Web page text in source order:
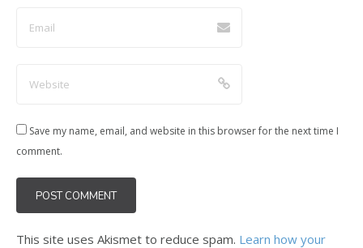
Save my name, email, and website in this browser for the next time I
comment.
This site uses Akismet to reduce spam. Learn how your